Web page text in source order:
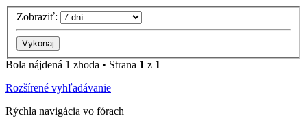
Zobraziť:
Bola nájdená 1 zhoda • Strana 1 z 1
Rozšírené vyhľadávanie
Rýchla navigácia vo fórach